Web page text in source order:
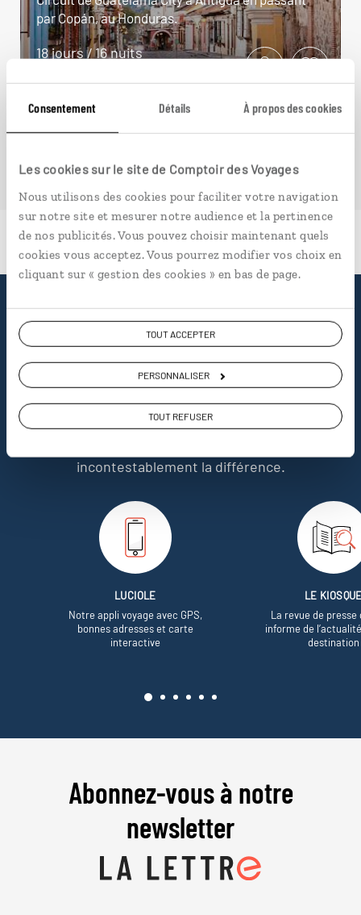
Consentement Détails À propos des cookies
Les cookies sur le site de Comptoir des Voyages
Nous utilisons des cookies pour faciliter votre navigation
sur notre site et mesurer notre audience et la pertinence
de nos publicités. Vous pouvez choisir maintenant quels
cookies vous acceptez. Vous pourrez modifier vos choix en
cliquant sur « gestion des cookies » en bas de page.
TOUT ACCEPTER
PERSONNALISER
TOUT REFUSER
par Copán, au Honduras.
18 jours / 16 nuits
Pourquoi voyager avec
nous
Soyons honnête, nous ne sommes pas les seuls
à proposer des voyages sur mesure,mais nous
incontestablement la différence.
LUCIOLE
Notre appli voyage avec GPS,
bonnes adresses et carte
interactive
LE
La revue de presse
informe de
destination
Abonnez-vous à notre
newsletter